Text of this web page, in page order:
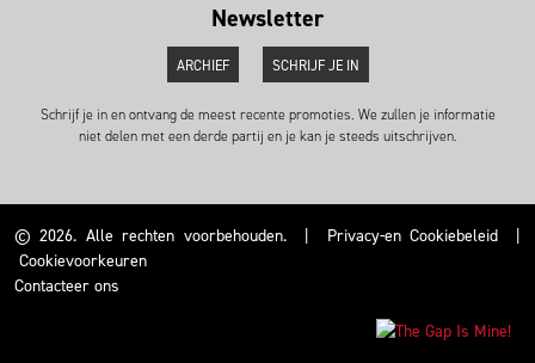
Newsletter
ARCHIEF SCHRIJF JE IN
Schrijf je in en ontvang de meest recente promoties. We zullen je informatie
niet delen met een derde partij en je kan je steeds uitschrijven.
© 2026. Alle rechten voorbehouden. | Privacy-en Cookiebeleid
|
Cookievoorkeuren
Contacteer ons